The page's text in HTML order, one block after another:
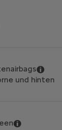
und hinten